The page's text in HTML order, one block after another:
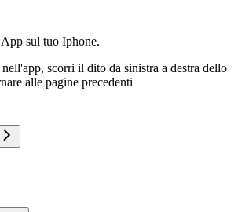
sul tuo Iphone.
scorri il dito da sinistra a destra dello
alle pagine precedenti